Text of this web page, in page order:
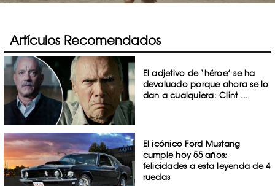
Artículos Recomendados
El adjetivo de ‘héroe’ se ha
devaluado porque ahora se lo
dan a cualquiera: Clint ...
El icónico Ford Mustang
cumple hoy 55 años;
felicidades a esta leyenda de 4
ruedas